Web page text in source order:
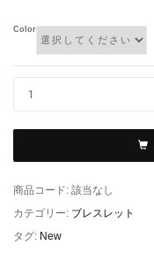
Color
商品コード: 該当なし
カテゴリー: ブレスレット
タグ: New